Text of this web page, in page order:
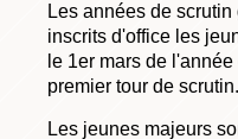
Les années de
inscrits d'office les
le 1er mars de
premier tour de scrutin.
Les jeunes majeurs